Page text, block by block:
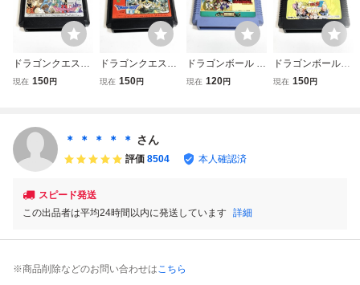
ドラゴンクエスト
４【動作確認済】
現在 150円
ドラゴンクエスト
３【動作確認済】
現在 150円
ドラゴンボール 神
龍の謎【動作確認
現在 120円
ドラゴンボールＺ
Ⅲ 烈戦人造人間
現在 150円
＊ ＊ ＊ ＊ ＊ さん
評価 8504 本人確認済
スピード発送
この出品者は平均24時間以内に発送しています 詳細
※商品削除などのお問い合わせはこちら